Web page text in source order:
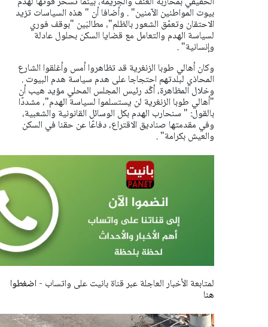
بيوت المواطنين الآمنين" . وأضافا أن " هذه السياسات تزيد
الاحتقان وتعمّق الشعور بالظلم"، مطالبَين "بوقف فوري
لسياسة الهدم والتعامل مع قضايا السكن بحلول عادلة
وإنسانية" .
وكان أهالي طوبا الزنغرية قد تظاهروا أمس وأغلقوا الشارع
المحاذي لبلدتهم احتجاجا على هدم سياسة هدم البيوت .
وخلال المظاهرة، أكّد رئيس المجلس المحلي مؤيد هيب أن
"أهالي طوبا الزنغرية لن يستسلموا لسياسة الهدم"، مشددًا
بالقول: " سنحارب الهدم بكل الوسائل القانونية والشعبية،
وفي مقدمتها صناديق الاقتراع، دفاعًا عن حقنا في السكن
والعيش بكرامة" .
لمتابعة الأخبار العاجلة عبر قناة بانيت على واتساب - اضغطوا
هنا